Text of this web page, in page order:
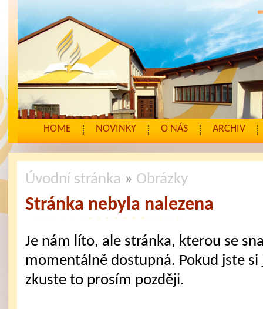
HOME NOVINKY O NÁS ARCHIV
Úvodní stránka » Obrázky
Stránka nebyla nalezena
Je nám líto, ale stránka, kterou se
momentálně dostupná. Pokud jste
zkuste to prosím později.